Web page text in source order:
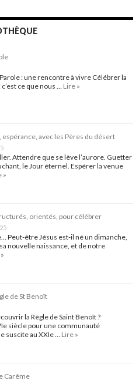
: une rencontre à vivre Célébrer la
ce que nous … Lire »
espérance, avec les Pères du désert
Attendre que se lève l’aurore. Guetter
le Jour éternel. Espérer la venue
»
orientés, pour célébrer
Peut-être Jésus est-il né un dimanche,
nouvelle naissance, et de notre
de St Benoît
la Règle de Saint Benoît ?
siècle pour une communauté
suscite au XXIe … Lire »
Carême